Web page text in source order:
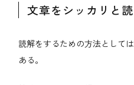
文章をシッカリと
読解をするための方法として
ある。